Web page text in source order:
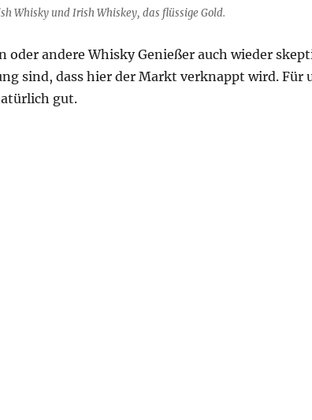
Whisky und Irish Whiskey, das flüssige Gold.
oder andere Whisky Genießer auch wieder
sind, dass hier der Markt verknappt wird. Für
gut.
Scottish Whisky, welcher taugt besser als